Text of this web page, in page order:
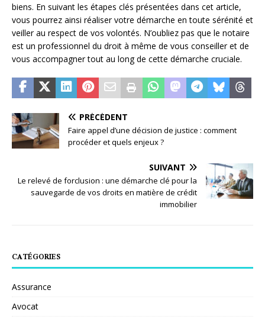
biens. En suivant les étapes clés présentées dans cet article,
vous pourrez ainsi réaliser votre démarche en toute sérénité et
veiller au respect de vos volontés. N’oubliez pas que le notaire
est un professionnel du droit à même de vous conseiller et de
vous accompagner tout au long de cette démarche cruciale.
PRÉCÉDENT
Faire appel d’une décision de justice : comment
procéder et quels enjeux ?
SUIVANT
Le relevé de forclusion : une démarche clé pour la
sauvegarde de vos droits en matière de crédit
immobilier
CATÉGORIES
Assurance
Avocat